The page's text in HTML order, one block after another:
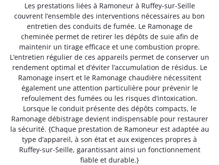
Les prestations liées à Ramoneur à Ruffey-sur-Seille
couvrent l’ensemble des interventions nécessaires au bon
entretien des conduits de fumée. Le Ramonage de
cheminée permet de retirer les dépôts de suie afin de
maintenir un tirage efficace et une combustion propre.
L’entretien régulier de ces appareils permet de conserver un
rendement optimal et d’éviter l’accumulation de résidus. Le
Ramonage insert et le Ramonage chaudière nécessitent
également une attention particulière pour prévenir le
refoulement des fumées ou les risques d’intoxication.
Lorsque le conduit présente des dépôts compacts, le
Ramonage débistrage devient indispensable pour restaurer
la sécurité. {Chaque prestation de Ramoneur est adaptée au
type d’appareil, à son état et aux exigences propres à
Ruffey-sur-Seille, garantissant ainsi un fonctionnement
fiable et durable.}